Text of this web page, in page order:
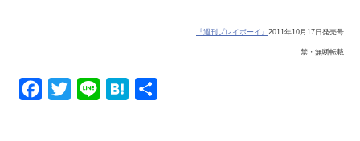
『週刊プレイボーイ』 2011年10月17日発売号
禁・無断転載